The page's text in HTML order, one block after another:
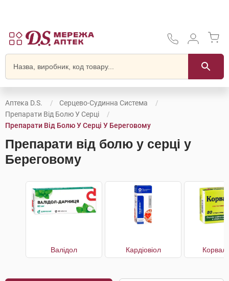
Аптека D.S.
Серцево-Судинна Система
Препарати Від Болю У Серці
Препарати Від Болю У Серці У Береговому
Препарати від болю у серці у
Береговому
Валідол Кардіовіол